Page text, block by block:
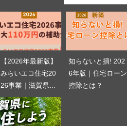
【2026年最新版】
みらいエコ住宅20
26事業｜滋賀県で
注文住宅を建てる
なら最大110万円
の補助金
知らないと損! 202
6年版｜住宅ローン
控除とは？
半分おうち、半分
アウトドアなウッ
ドデッキでホーム
パーティ
カリフォルニアス
タイルの庭 | YouT
ube